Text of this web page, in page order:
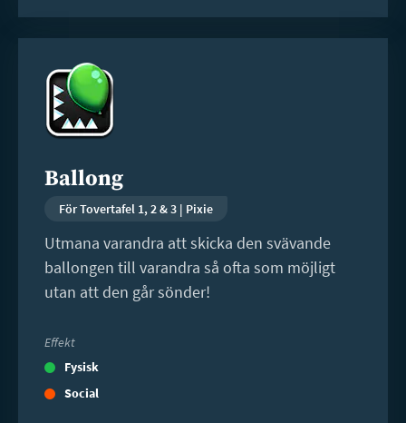
Ballong
För Tovertafel 1, 2 & 3 | Pixie
Utmana varandra att skicka den svävande
ballongen till varandra så ofta som möjligt
utan att den går sönder!
Effekt
Fysisk
Social
mer